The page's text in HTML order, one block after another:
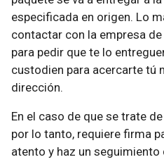
especificada en origen. Lo
contactar con la empresa
para pedir que te lo
custodien para acercarte tú
dirección.
En el caso de que se trate de
por lo tanto, requiere firma
atento y haz un